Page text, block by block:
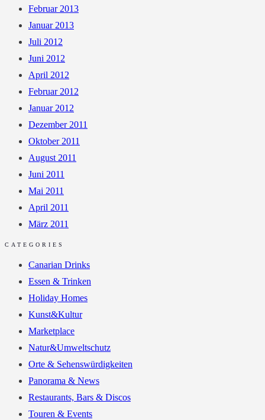
Februar 2013
Januar 2013
Juli 2012
Juni 2012
April 2012
Februar 2012
Januar 2012
Dezember 2011
Oktober 2011
August 2011
Juni 2011
Mai 2011
April 2011
März 2011
CATEGORIES
Canarian Drinks
Essen & Trinken
Holiday Homes
Kunst&Kultur
Marketplace
Natur&Umweltschutz
Orte & Sehenswürdigkeiten
Panorama & News
Restaurants, Bars & Discos
Touren & Events